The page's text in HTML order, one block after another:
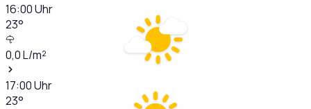
16:00Uhr
23°
0,0L/m²
17:00Uhr
23°